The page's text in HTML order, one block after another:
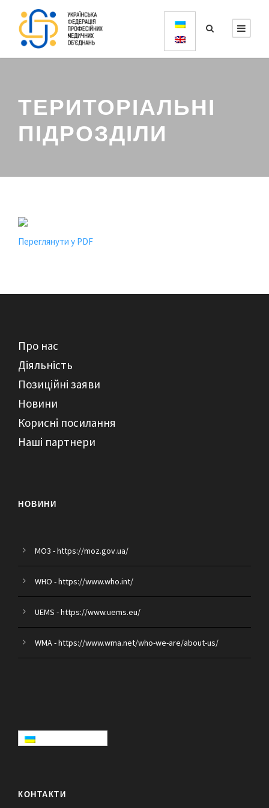
ТЕРИТОРІАЛЬНІ
ПІДРОЗДІЛИ
Переглянути у PDF
Про нас
Діяльність
Позиційні заяви
Новини
Корисні посилання
Наші партнери
НОВИНИ
MO3 - https://moz.gov.ua/
WHO - https://www.who.int/
UEMS - https://www.uems.eu/
WMA - https://www.wma.net/who-we-are/about-us/
КОНТАКТИ